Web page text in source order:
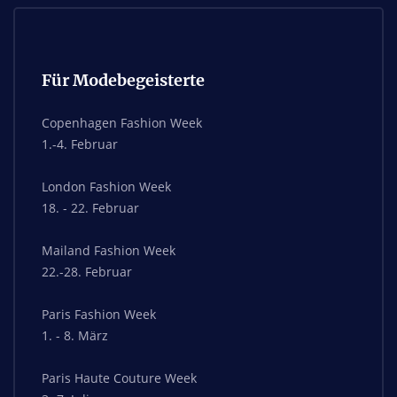
Für Modebegeisterte
Copenhagen Fashion Week
1.-4. Februar
London Fashion Week
18. - 22. Februar
Mailand Fashion Week
22.-28. Februar
Paris Fashion Week
1. - 8. März
Paris Haute Couture Week